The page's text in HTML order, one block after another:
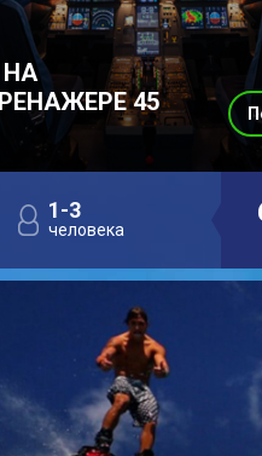
НА
45
1-3
человека